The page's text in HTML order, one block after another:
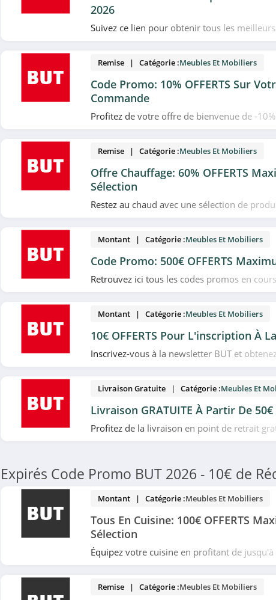
2026
Suivez ce lien pour obtenir tous les
Remise | Catégorie :Meubles Et Mobiliers
Code Promo: 10% OFFERTS Sur
Commande
Profitez de votre offre de bienvenue de -
Remise | Catégorie :Meubles Et Mobiliers
Offre Chauffage: 60% OFFERTS
Sélection
Restez au chaud avec une sélection de
Montant | Catégorie :Meubles Et Mobiliers
Code Promo: 500€ OFFERTS
Retrouvez ici tous les codes promos en
Montant | Catégorie :Meubles Et Mobiliers
10€ OFFERTS Pour L'inscription À
Inscrivez-vous à la newsletter BUT et
Livraison Gratuite | Catégorie :Meubles Et
Livraison GRATUITE À Partir De
Profitez de la livraison en point de retrait
Expirés Code Promo BUT 2026 - 10€ de
Montant | Catégorie :Meubles Et Mobiliers
Tous En Cuisine: 100€ OFFERTS
Sélection
Équipez votre cuisine en profitant de
Remise | Catégorie :Meubles Et Mobiliers